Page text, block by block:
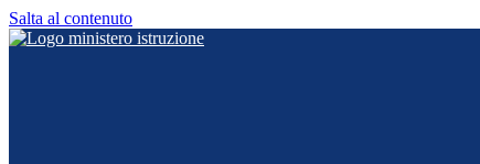
Salta al contenuto